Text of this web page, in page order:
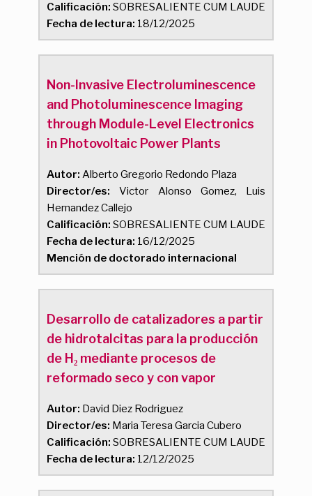
Calificación: SOBRESALIENTE CUM LAUDE
Fecha de lectura: 18/12/2025
Non-Invasive Electroluminescence
and Photoluminescence Imaging
through Module-Level Electronics
in Photovoltaic Power Plants
Autor: Alberto Gregorio Redondo Plaza
Director/es: Victor Alonso Gomez, Luis
Hernandez Callejo
Calificación: SOBRESALIENTE CUM LAUDE
Fecha de lectura: 16/12/2025
Mención de doctorado internacional
Desarrollo de catalizadores a partir
de hidrotalcitas para la producción
de H₂ mediante procesos de
reformado seco y con vapor
Autor: David Diez Rodriguez
Director/es: Maria Teresa Garcia Cubero
Calificación: SOBRESALIENTE CUM LAUDE
Fecha de lectura: 12/12/2025